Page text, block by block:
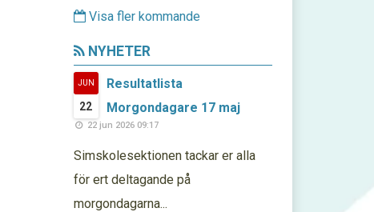
Visa fler kommande
NYHETER
JUN
22
Resultatlista
Morgondagare 17 maj
22 jun 2026 09:17
Simskolesektionen tackar er alla
för ert deltagande på
morgondagarna...